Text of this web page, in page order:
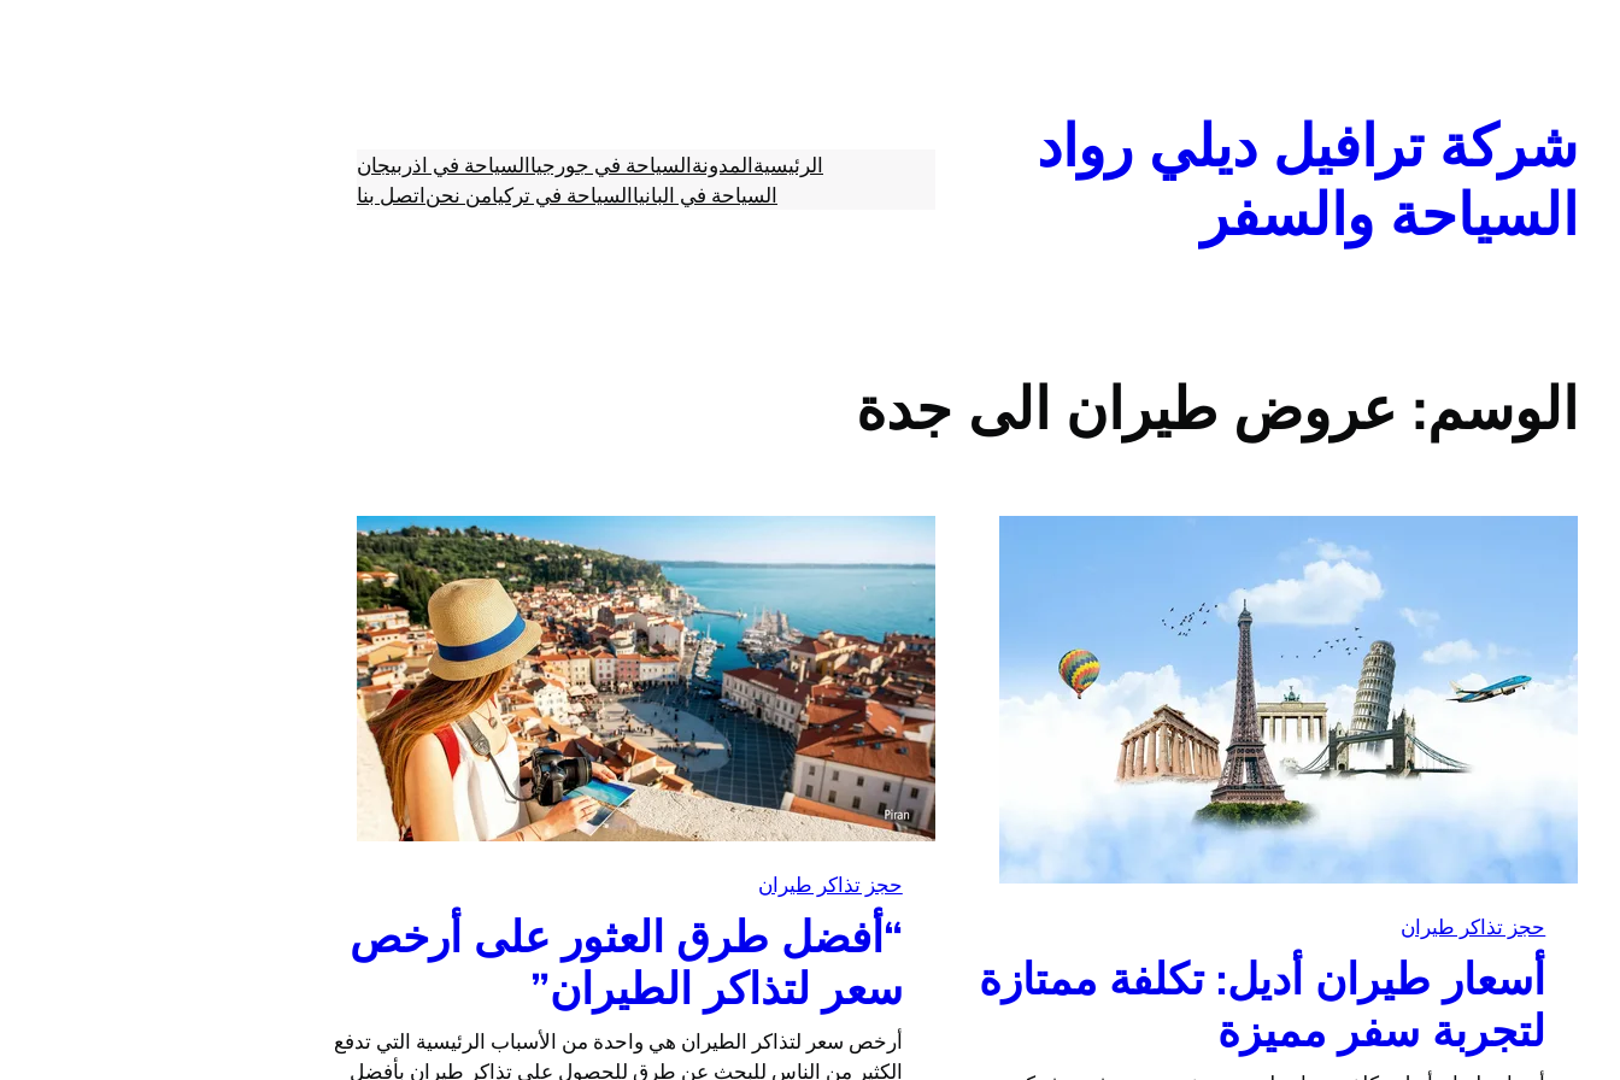
شركة ترافيل ديلي رواد
السياحة والسفر
الرئيسيةالمدونةالسياحة في جورجياالسياحة في اذربيجان
السياحة في البانياالسياحة في تركيامن نحناتصل بنا
الوسم: عروض طيران الى جدة
حجز تذاكر طيران
أسعار طيران أديل: تكلفة ممتازة
لتجربة سفر مميزة
حجز تذاكر طيران
“أفضل طرق العثور على أرخص
سعر لتذاكر الطيران”
أرخص سعر لتذاكر الطيران هي واحدة من الأسباب الرئيسية التي تدفع
الكثير من الناس للبحث عن طرق للحصول على تذاكر طيران بأفضل